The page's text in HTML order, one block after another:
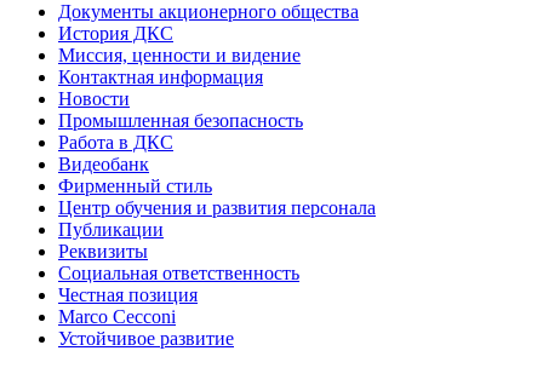
Документы акционерного общества
История ДКС
Миссия, ценности и видение
Контактная информация
Новости
Промышленная безопасность
Работа в ДКС
Видеобанк
Фирменный стиль
Центр обучения и развития персонала
Публикации
Реквизиты
Социальная ответственность
Честная позиция
Marco Cecconi
Устойчивое развитие